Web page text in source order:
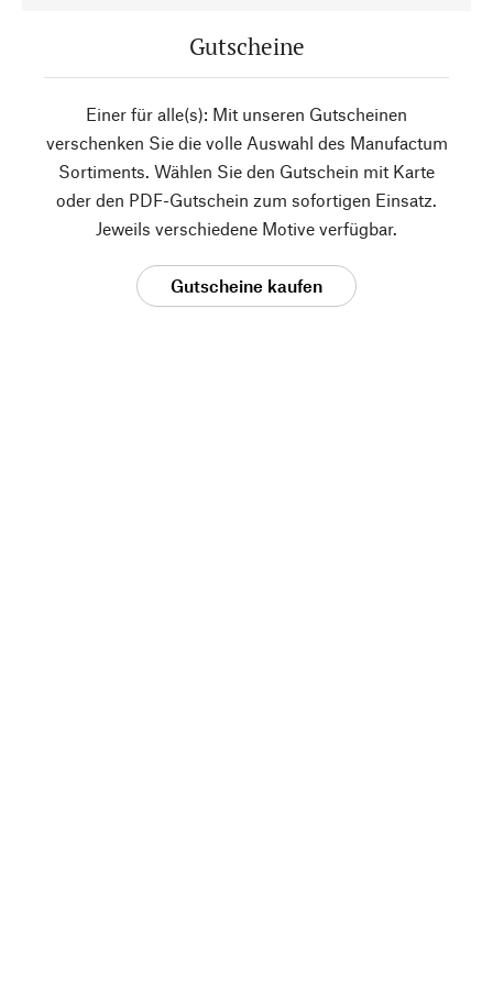
Gutscheine
Einer für alle(s): Mit unseren Gutscheinen
verschenken Sie die volle Auswahl des Manufactum
Sortiments. Wählen Sie den Gutschein mit Karte
oder den PDF-Gutschein zum sofortigen Einsatz.
Jeweils verschiedene Motive verfügbar.
Gutscheine kaufen